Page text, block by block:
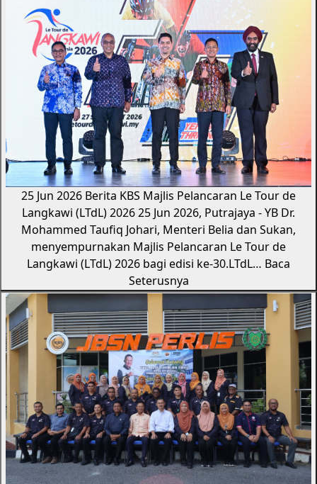
25 Jun 2026 Berita KBS Majlis Pelancaran Le Tour de
Langkawi (LTdL) 202625 Jun 2026, Putrajaya - YB Dr.
Mohammed Taufiq Johari, Menteri Belia dan Sukan,
menyempurnakan Majlis Pelancaran Le Tour de
Langkawi (LTdL) 2026 bagi edisi ke-30.LTdL… Baca
Seterusnya